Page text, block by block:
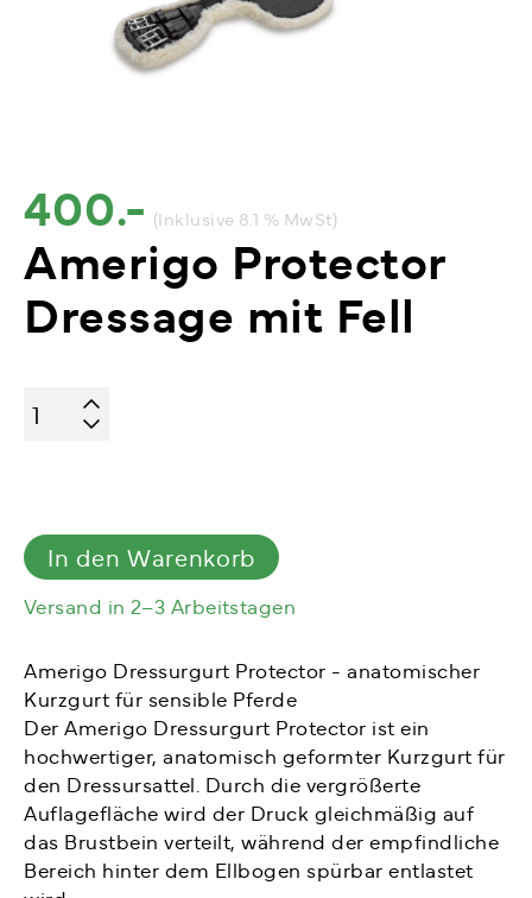
400.- (Inklusive 8.1 % MwSt)
Amerigo Protector
Dressage mit Fell
Amerigo
Protector
Menge
In den Warenkorb
Versand in 2–3 Arbeitstagen
Amerigo Dressurgurt Protector - anatomischer
Kurzgurt für sensible Pferde
Der Amerigo Dressurgurt Protector ist ein
hochwertiger, anatomisch geformter Kurzgurt für
den Dressursattel. Durch die vergrößerte
Auflagefläche wird der Druck gleichmäßig auf
das Brustbein verteilt, während der empfindliche
Bereich hinter dem Ellbogen spürbar entlastet